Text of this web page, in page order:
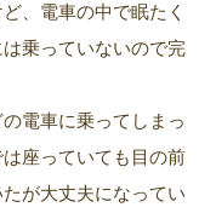
、電車の中で眠たく
乗っていないので完
電車に乗ってしまっ
座っていても目の前
が大丈夫になってい